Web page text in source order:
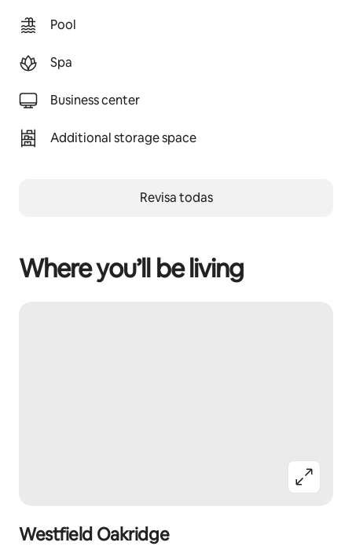
Pool
Spa
Business center
Additional storage space
Revisa todas
Where you’ll be living
Westfield Oakridge